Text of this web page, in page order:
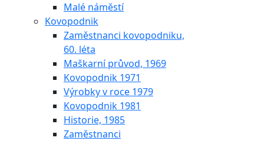
Malé náměstí
Kovopodnik
Zaměstnanci kovopodniku,
60. léta
Maškarní průvod, 1969
Kovopodnik 1971
Výrobky v roce 1979
Kovopodnik 1981
Historie, 1985
Zaměstnanci